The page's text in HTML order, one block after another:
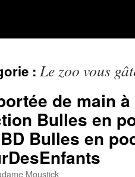
: Le zoo vous
de main
Bulles en
Bulles en
Moustick